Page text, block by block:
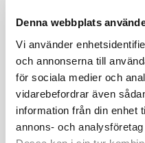
Denna webbplats
Vi använder
och annonserna till
för sociala medier och
vidarebefordrar även
information från din enhet
annons- och
Art. nr:90507
Tillv. art. nr:90507
4006508905072